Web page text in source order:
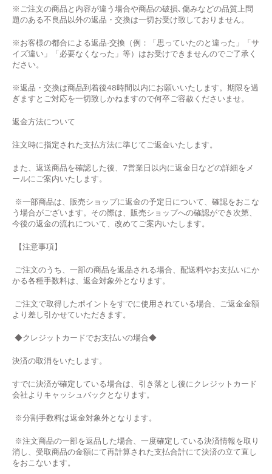
※ご注文の商品と内容が違う場合や商品の破損､傷みなどの品質上問
題のある不良品以外の返品・交換は一切お受け致しておりません。
※お客様の都合による返品·交換（例：「思っていたのと違った」「サ
イズ違い」「必要なくなった」等）はお受けできませんのでご了承く
ださい。
※返品・交換は商品到着後48時間以内にお願いいたします。期限を過
ぎますとご対応を一切致しかねますので何卒ご容赦くださいませ。
返金方法について
注文時に指定された支払方法に準じてご返金いたします。
また、返送商品を確認した後、7営業日以内に返金日などの詳細をメ
ールにご案内いたします。
※一部商品は、販売ショップに返金の予定日について、確認をおこな
う場合がございます。その際は、販売ショップへの確認ができ次第、
今後の返金の流れについて、改めてご案内いたします。
【注意事項】
ご注文のうち、一部の商品を返品される場合、配送料やお支払いにか
かる各種手数料は、返金対象外となります。
ご注文で取得したポイントをすでに使用されている場合、ご返金金額
より差し引かせていただきます。
◆クレジットカードでお支払いの場合◆
決済の取消をいたします。
すでに決済が確定している場合は、引き落とし後にクレジットカード
会社よりキャッシュバックとなります。
※分割手数料は返金対象外となります。
※注文商品の一部を返品した場合、一度確定している決済情報を取り
消し、受取商品の金額にて再計算された支払合計にて決済の立て直し
をおこないます。